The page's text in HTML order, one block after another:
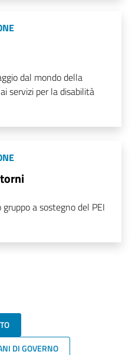
dal mondo della
servizi per la disabilità
a sostegno del PEI
DI GOVERNO